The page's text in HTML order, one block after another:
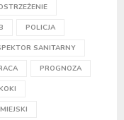
POLICJA
SANITARNY
PROGNOZA